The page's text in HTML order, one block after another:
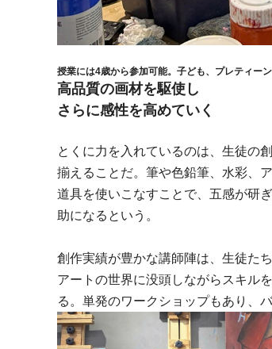
授業には4歳から参加可能。子ども、プレティー
高品質の画材を駆使し
さらに感性を高めていく
とくに力を入れているのは、生徒の
揃えることだ。筆や色鉛筆、水彩、
道具を使いこなすことで、五感が研
助になるという。
創作実績が豊かな講師陣は、生徒た
アートの世界に没頭しながらスキル
る。単発のワークショップもあり、